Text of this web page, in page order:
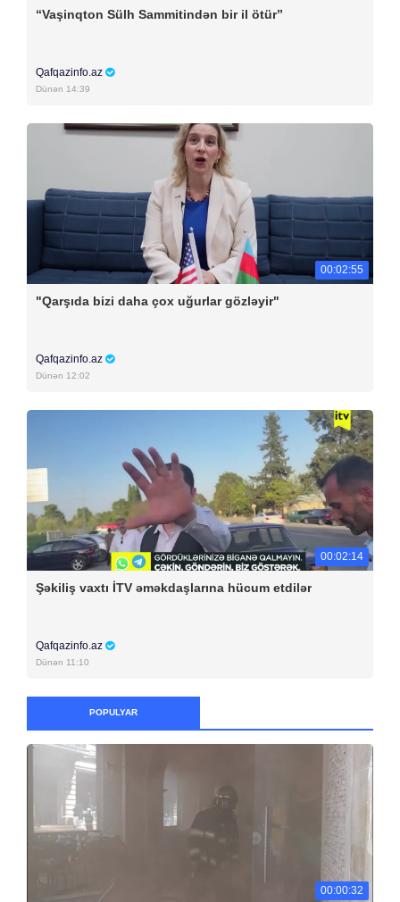
“Vaşinqton Sülh Sammitindən bir il ötür”
Qafqazinfo.az
Dünən 14:39
00:02:55
"Qarşıda bizi daha çox uğurlar gözləyir"
Qafqazinfo.az
Dünən 12:02
00:02:14
Şəkiliş vaxtı İTV əməkdaşlarına hücum etdilər
Qafqazinfo.az
Dünən 11:10
POPULYAR
00:00:32